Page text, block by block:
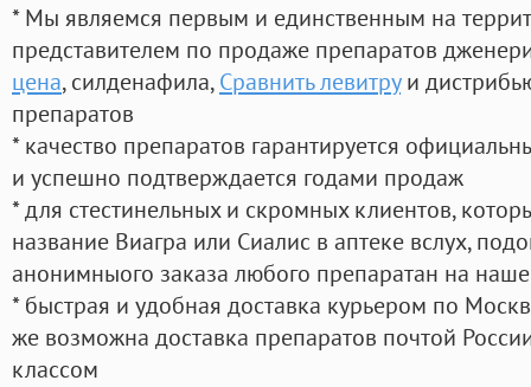
* Мы являемся первым и единственным на
представителем по продаже препаратов
цена, силденафила, Сравнить левитруи
препаратов
* качество препаратов гарантируется
и успешно подтверждается годами продаж
* для стестинельных и скромных клиентов,
название Виагра или Сиалис в аптеке вслух,
анонимныого заказа любого препаратан на
* быстрая и удобная доставка курьером по
же возможна доставка препаратов почтой
классом